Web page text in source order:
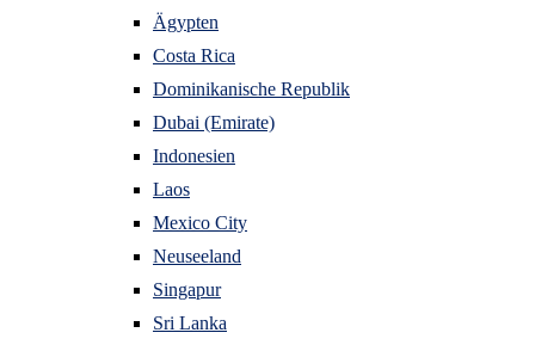
Ägypten
Costa Rica
Dominikanische Republik
Dubai (Emirate)
Indonesien
Laos
Mexico City
Neuseeland
Singapur
Sri Lanka